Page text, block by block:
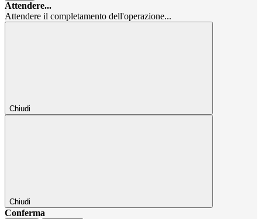
Attendere...
Attendere il completamento dell'operazione...
Chiudi
Chiudi
Conferma